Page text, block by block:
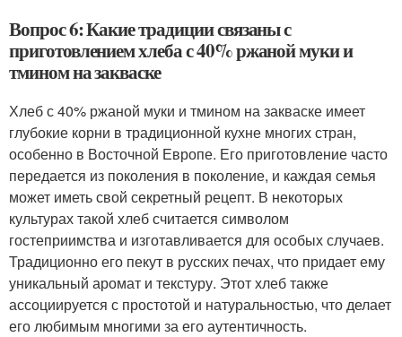
Вопрос 6: Какие традиции связаны с
приготовлением хлеба с 40% ржаной муки и
тмином на закваске
Хлеб с 40% ржаной муки и тмином на закваске имеет
глубокие корни в традиционной кухне многих стран,
особенно в Восточной Европе. Его приготовление часто
передается из поколения в поколение, и каждая семья
может иметь свой секретный рецепт. В некоторых
культурах такой хлеб считается символом
гостеприимства и изготавливается для особых случаев.
Традиционно его пекут в русских печах, что придает ему
уникальный аромат и текстуру. Этот хлеб также
ассоциируется с простотой и натуральностью, что делает
его любимым многими за его аутентичность.